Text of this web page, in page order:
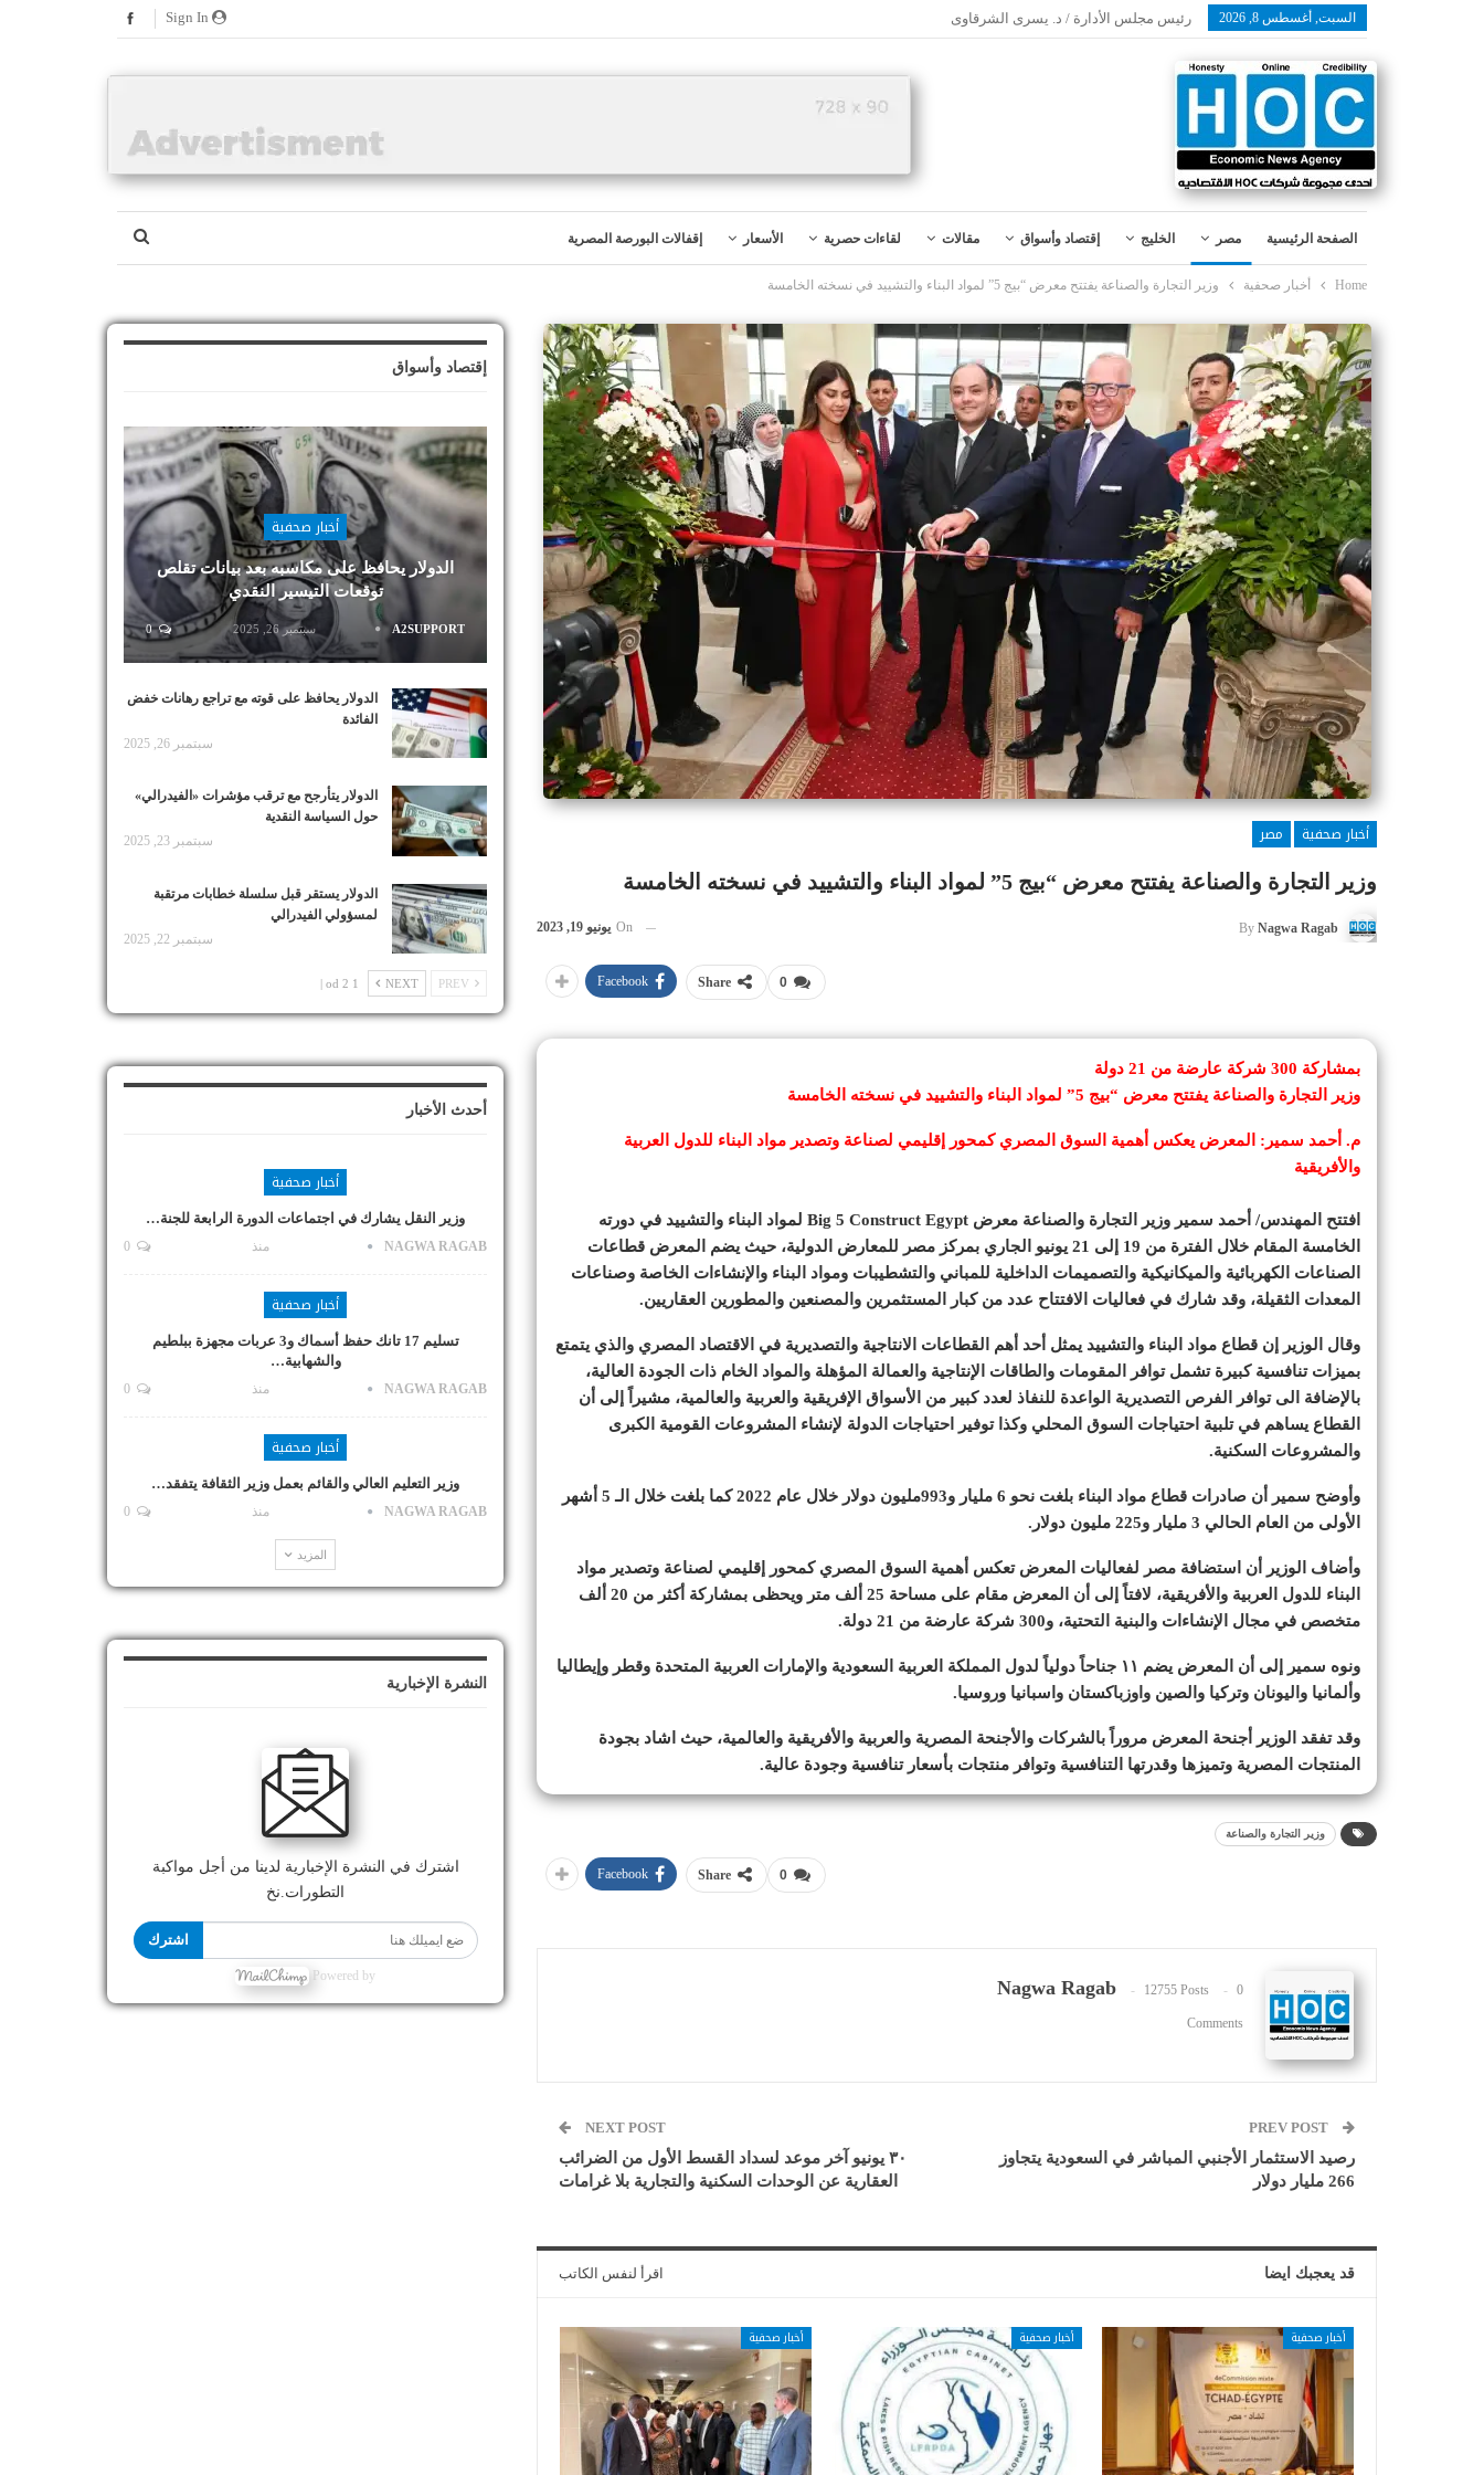
السبت, أغسطس 8, 2026 رئيس مجلس الأدارة / د. يسرى الشرقاوى
الصفحة الرئيسية مصر الخليج إقتصاد وأسواق مقالات لقاءات حصرية الأسعار إقفالات البورصة المصرية
Home أخبار صحفية وزير التجارة والصناعة يفتتح معرض “بيج 5” لمواد البناء والتشييد في نسخته الخامسة
أخبار صحفية
مصر
وزير التجارة والصناعة يفتتح معرض “بيج 5” لمواد البناء والتشييد في نسخته الخامسة
By Nagwa Ragab
On يونيو 19, 2023
0
Share
Facebook
بمشاركة 300 شركة عارضة من 21 دولة
وزير التجارة والصناعة يفتتح معرض “بيج 5” لمواد البناء والتشييد في نسخته الخامسة
م. أحمد سمير: المعرض يعكس أهمية السوق المصري كمحور إقليمي لصناعة وتصدير مواد البناء للدول العربية
والأفريقية
افتتح المهندس/ أحمد سمير وزير التجارة والصناعة معرض Big 5 Construct Egypt لمواد البناء والتشييد في دورته
الخامسة المقام خلال الفترة من 19 إلى 21 يونيو الجاري بمركز مصر للمعارض الدولية، حيث يضم المعرض قطاعات
الصناعات الكهربائية والميكانيكية والتصميمات الداخلية للمباني والتشطيبات ومواد البناء والإنشاءات الخاصة وصناعات
المعدات الثقيلة، وقد شارك في فعاليات الافتتاح عدد من كبار المستثمرين والمصنعين والمطورين العقاريين.
وقال الوزير إن قطاع مواد البناء والتشييد يمثل أحد أهم القطاعات الانتاجية والتصديرية في الاقتصاد المصري والذي يتمتع
بميزات تنافسية كبيرة تشمل توافر المقومات والطاقات الإنتاجية والعمالة المؤهلة والمواد الخام ذات الجودة العالية،
بالإضافة الى توافر الفرص التصديرية الواعدة للنفاذ لعدد كبير من الأسواق الإفريقية والعربية والعالمية، مشيراً إلى أن
القطاع يساهم في تلبية احتياجات السوق المحلي وكذا توفير احتياجات الدولة لإنشاء المشروعات القومية الكبرى
والمشروعات السكنية.
وأوضح سمير أن صادرات قطاع مواد البناء بلغت نحو 6 مليار و993مليون دولار خلال عام 2022 كما بلغت خلال الـ 5 أشهر
الأولى من العام الحالي 3 مليار و225 مليون دولار.
وأضاف الوزير أن استضافة مصر لفعاليات المعرض تعكس أهمية السوق المصري كمحور إقليمي لصناعة وتصدير مواد
البناء للدول العربية والأفريقية، لافتاً إلى أن المعرض مقام على مساحة 25 ألف متر ويحظى بمشاركة أكثر من 20 ألف
متخصص في مجال الإنشاءات والبنية التحتية، و300 شركة عارضة من 21 دولة.
ونوه سمير إلى أن المعرض يضم ١١ جناحاً دولياً لدول المملكة العربية السعودية والإمارات العربية المتحدة وقطر وإيطاليا
وألمانيا واليونان وتركيا والصين واوزباكستان واسبانيا وروسيا.
وقد تفقد الوزير أجنحة المعرض مروراً بالشركات والأجنحة المصرية والعربية والأفريقية والعالمية، حيث اشاد بجودة
المنتجات المصرية وتميزها وقدرتها التنافسية وتوافر منتجات بأسعار تنافسية وجودة عالية.
وزير التجارة والصناعة
0
Share
Facebook
Nagwa Ragab 12755 Posts 0
Comments
رصيد الاستثمار الأجنبي المباشر في السعودية يتجاوز
266 مليار دولار
NEXT POST
٣٠ يونيو آخر موعد لسداد القسط الأول من الضرائب
العقارية عن الوحدات السكنية والتجارية بلا غرامات
قد يعجبك ايضا اقرأ لنفس الكاتب
أخبار صحفية أخبار صحفية أخبار صحفية
إقتصاد وأسواق
أخبار صحفية
الدولار يحافظ على مكاسبه بعد بيانات تقلص
توقعات التيسير النقدي
A2SUPPORT سبتمبر 26, 2025 0
الدولار يحافظ على قوته مع تراجع رهانات خفض
الفائدة
سبتمبر 26, 2025
الدولار يتأرجح مع ترقب مؤشرات «الفيدرالي»
حول السياسة النقدية
سبتمبر 23, 2025
الدولار يستقر قبل سلسلة خطابات مرتقبة
لمسؤولي الفيدرالي
سبتمبر 22, 2025
NEXT
1 od 2 |
أحدث الأخبار
أخبار صحفية
وزير النقل يشارك في اجتماعات الدورة الرابعة للجنة…
NAGWA RAGAB منذ
أخبار صحفية
تسليم 17 تانك حفظ أسماك و3 عربات مجهزة ببلطيم
والشهابية…
NAGWA RAGAB منذ
أخبار صحفية
وزير التعليم العالي والقائم بعمل وزير الثقافة يتفقد…
NAGWA RAGAB منذ
المزيد
النشرة الإخبارية
اشترك في النشرة الإخبارية لدينا من أجل مواكبة
التطورات.نخ
اشترك
Powered by